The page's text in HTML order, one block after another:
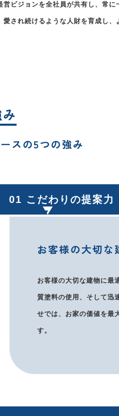
営ビジョンを全社員が共有し、常
愛され続けるような人財を育成し、
スの5つの強み
01 こだわりの提案力
お客様の大切な
お客様の大切な建物に最
質塗料の使用、そして迅
せでは、お家の価値を最
す。